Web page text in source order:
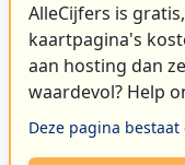
AlleCijfers is
kaartpagina's
aan hosting dan
waardevol? Help
Deze pagina